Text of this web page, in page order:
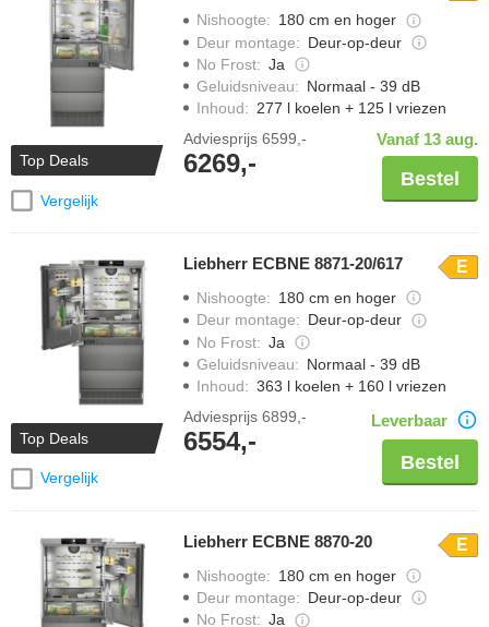
Top Deals
Vergelijk
Nishoogte: 180 cm en hoger
Deur montage: Deur-op-deur
No Frost: Ja
Geluidsniveau: Normaal - 39 dB
Inhoud: 277 l koelen + 125 l vriezen
Adviesprijs 6599,-
6269,-
Vanaf 13 aug.
Bestel
Top Deals
Vergelijk
Liebherr ECBNE 8871-20/617 E
Nishoogte: 180 cm en hoger
Deur montage: Deur-op-deur
No Frost: Ja
Geluidsniveau: Normaal - 39 dB
Inhoud: 363 l koelen + 160 l vriezen
Adviesprijs 6899,-
6554,-
Leverbaar
Bestel
Liebherr ECBNE 8870-20 E
Nishoogte: 180 cm en hoger
Deur montage: Deur-op-deur
No Frost: Ja